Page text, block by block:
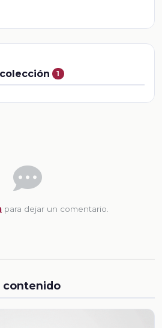
1
para dejar un comentario.
contenido